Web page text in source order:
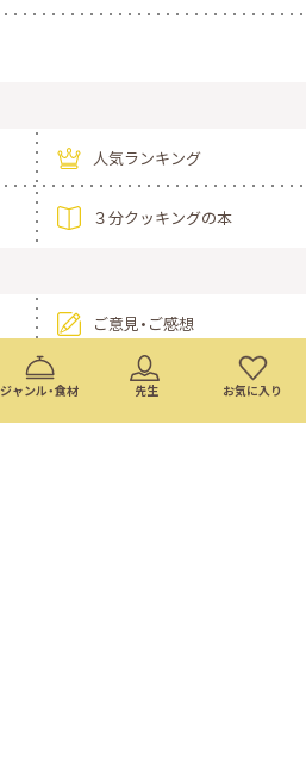
ジャンル・食材 先生 お気に入り
人気ランキング
３分クッキングの本
ご意見・ご感想
Instagram